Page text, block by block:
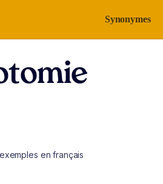
Synonymes
en français